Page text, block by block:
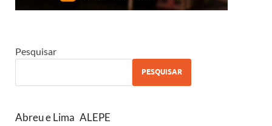
Pesquisar
PESQUISAR
Abreu e Lima ALEPE